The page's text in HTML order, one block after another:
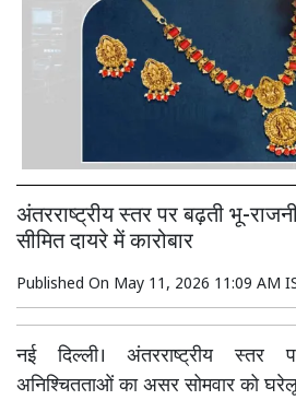
अंतरराष्ट्रीय स्तर पर बढ़ती भू-
सीमित दायरे में कारोबार
Published On May 11, 2026 11:09 AM
नई दिल्ली। अंतरराष्ट्रीय स्तर
अनिश्चितताओं का असर सोमवार को